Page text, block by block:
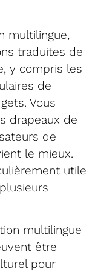
multilingue,
traduites de
y compris les
de
Vous
drapeaux de
de
le mieux.
utile
multilingue
être
pour